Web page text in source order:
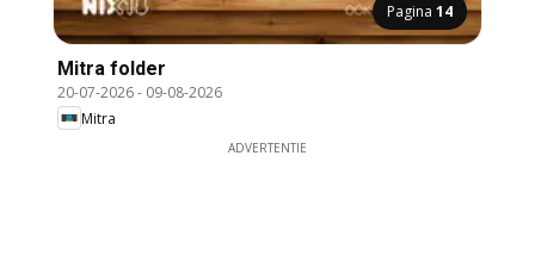
Pagina 14
Mitra folder
20-07-2026- 09-08-2026
Mitra
ADVERTENTIE